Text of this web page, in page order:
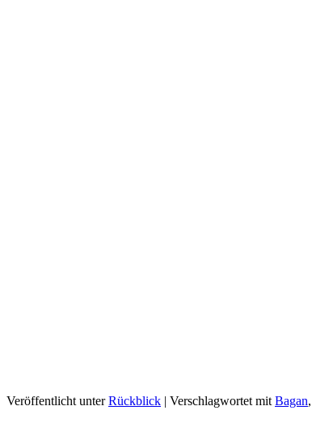
Veröffentlicht unter Rückblick | Verschlagwortet mit Bagan,